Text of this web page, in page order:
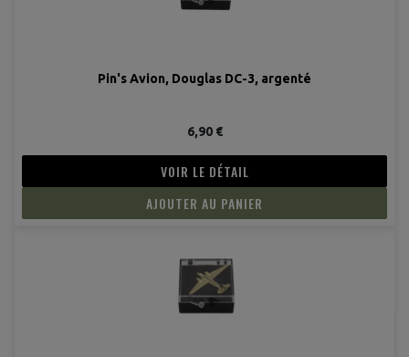
Pin's Avion, Douglas DC-3, argenté
6,90 €
VOIR LE DÉTAIL
AJOUTER AU PANIER